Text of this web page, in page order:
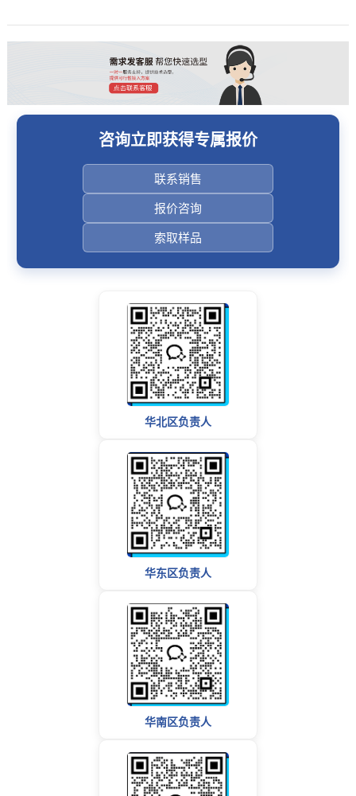
咨询立即获得专属报价
联系销售
报价咨询
索取样品
华北区负责人
华东区负责人
华南区负责人